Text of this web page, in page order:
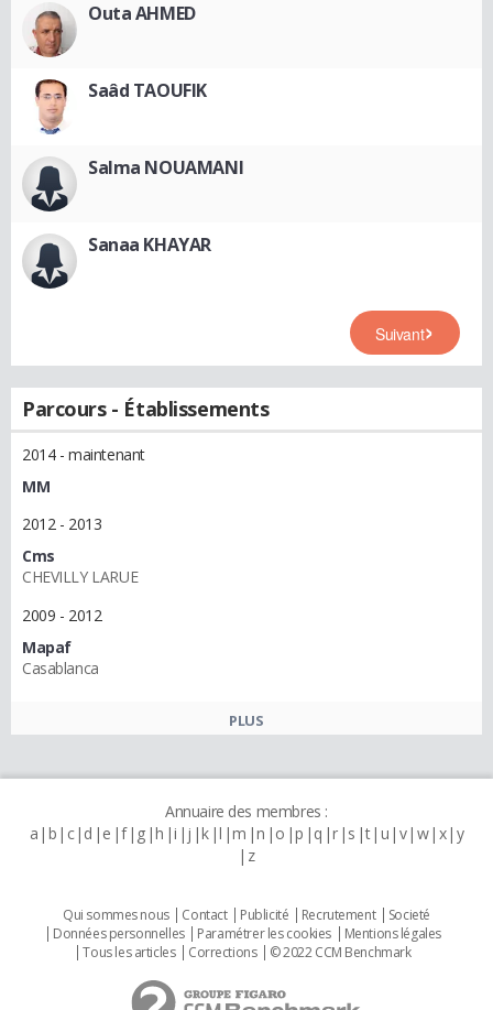
Outa AHMED
Saâd TAOUFIK
Salma NOUAMANI
Sanaa KHAYAR
Suivant
Parcours - Établissements
2014 - maintenant
MM
2012 - 2013
Cms
CHEVILLY LARUE
2009 - 2012
Mapaf
Casablanca
PLUS
Annuaire des membres :
a b c d e f g h i j k l m n o p q r s t u v w x y
z
Qui sommes nous Contact Publicité Recrutement
Societé
Données personnelles
Paramétrer les cookies
Mentions légales
Tous les articles
Corrections © 2022 CCM Benchmark